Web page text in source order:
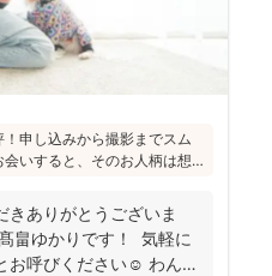
申し込みから撮影までスム
いすると、そのお人柄は想
され、ウェディング業界経
まで安心してお写りいただ
きありがとうございま
畠ゆかりです！ 気軽に
お呼びください☺︎ わんぱ